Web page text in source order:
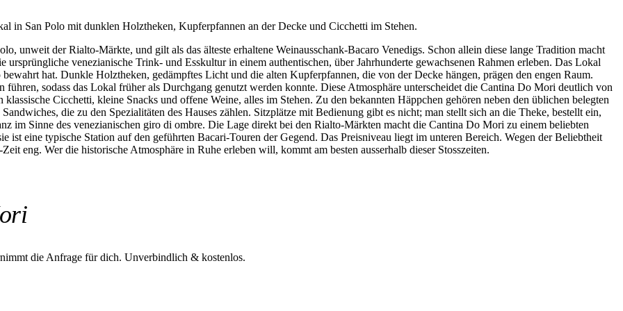
in San Polo mit dunklen Holztheken, Kupferpfannen an der Decke und Cicchetti im Stehen.
unweit der Rialto-Märkte, und gilt als das älteste erhaltene Weinausschank-Bacaro Venedigs. Schon allein diese lange Tradition macht
ursprüngliche venezianische Trink- und Esskultur in einem authentischen, über Jahrhunderte gewachsenen Rahmen erleben. Das Lokal
hat. Dunkle Holztheken, gedämpftes Licht und die alten Kupferpfannen, die von der Decke hängen, prägen den engen Raum.
sodass das Lokal früher als Durchgang genutzt werden konnte. Diese Atmosphäre unterscheidet die Cantina Do Mori deutlich von
Cicchetti, kleine Snacks und offene Weine, alles im Stehen. Zu den bekannten Häppchen gehören neben den üblichen belegten
die zu den Spezialitäten des Hauses zählen. Sitzplätze mit Bedienung gibt es nicht; man stellt sich an die Theke, bestellt ein,
im Sinne des venezianischen giro di ombre. Die Lage direkt bei den Rialto-Märkten macht die Cantina Do Mori zu einem beliebten
ist eine typische Station auf den geführten Bacari-Touren der Gegend. Das Preisniveau liegt im unteren Bereich. Wegen der Beliebtheit
eng. Wer die historische Atmosphäre in Ruhe erleben will, kommt am besten ausserhalb dieser Stosszeiten.
die Anfrage für dich. Unverbindlich & kostenlos.